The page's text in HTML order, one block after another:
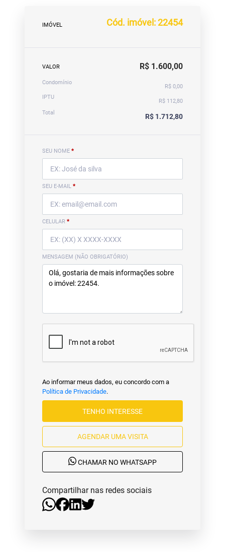
IMÓVEL Cód. imóvel: 22454
VALOR R$ 1.600,00
Condomínio
R$ 0,00
IPTU
R$ 112,80
Total
R$ 1.712,80
SEU NOME *
SEU E-MAIL *
CELULAR *
MENSAGEM (NÃO OBRIGATÓRIO)
Ao informar meus dados, eu concordo com a
Política de Privacidade.
TENHO INTERESSE
AGENDAR UMA VISITA
CHAMAR NO WHATSAPP
Compartilhar nas redes sociais